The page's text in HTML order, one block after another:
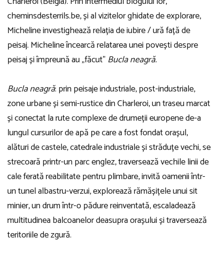
cheminsdesterrils.be, și al vizitelor ghidate de explorare,
Micheline investighează relația de iubire / ură față de
peisaj. Micheline încearcă relatarea unei povești despre
peisaj și împreună au „făcut” Bucla neagră.
Bucla neagră: prin peisaje industriale, post-industriale,
zone urbane și semi-rustice din Charleroi, un traseu marcat
și conectat la rute complexe de drumeții europene de-a
lungul cursurilor de apă pe care a fost fondat orașul,
alături de castele, catedrale industriale și străduțe vechi, se
strecoară printr-un parc englez, traversează vechile linii de
cale ferată reabilitate pentru plimbare, invită oamenii într-
un tunel albastru-verzui, explorează rămășițele unui sit
minier, un drum într-o pădure reinventată, escaladează
multitudinea balcoanelor deasupra orașului și traversează
teritoriile de zgură.